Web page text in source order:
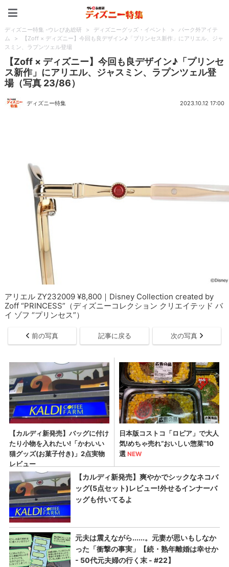
ディズニー特集 -ウレぴあ総研 > ディズニーグッズ・イベント >
パーク外アイテ
ム
>
【Zoff × ディズニー】今回も良デザイン♪「プリンセス新作」にアリエル、ジャ
スミン、ラプンツェル登場
【Zoff × ディズニー】今回も良デザイン♪「プリンセ
ス新作」にアリエル、ジャスミン、ラプンツェル登
場（写真 23/86）
ディズニー特集 2023.10.12 17:00
アリエル ZY232009 ¥8,800｜Disney Collection created by
Zoff “PRINCESS”（ディズニーコレクション クリエイテッド バ
イ ゾフ “プリンセス”）
前の写真 記事に戻る 次の写真